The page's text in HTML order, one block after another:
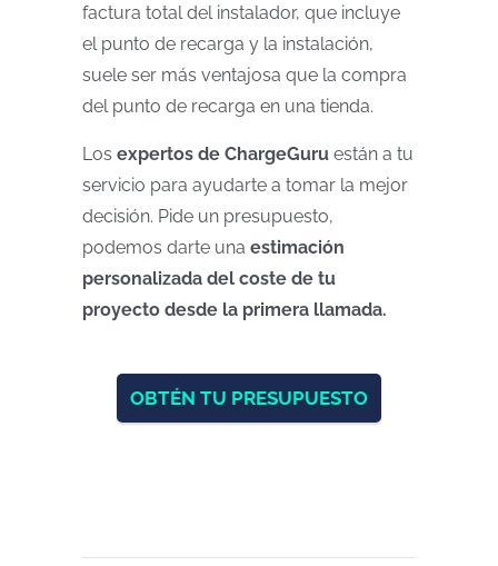
factura total del instalador, que incluye
el punto de recarga y la instalación,
suele ser más ventajosa que la compra
del punto de recarga en una tienda.
Los expertos de ChargeGuru están a tu
servicio para ayudarte a tomar la mejor
decisión. Pide un presupuesto,
podemos darte una estimación
personalizada del coste de tu
proyecto desde la primera llamada.
OBTÉN TU PRESUPUESTO